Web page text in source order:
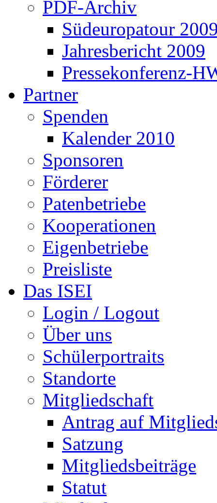
PDF-Archiv
Südeuropatour
Jahresbericht 2009
Pressekonferenz-
Partner
Spenden
Kalender 2010
Sponsoren
Förderer
Patenbetriebe
Kooperationen
Eigenbetriebe
Preisliste
Das ISEI
Login / Logout
Über uns
Schülerportraits
Standorte
Mitgliedschaft
Antrag auf
Satzung
Mitgliedsbeiträge
Statut